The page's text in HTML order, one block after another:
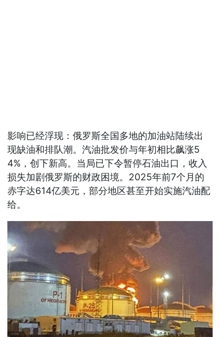
影响已经浮现：俄罗斯全国多地的加油站陆续出
现缺油和排队潮。汽油批发价与年初相比飙涨5
4%，创下新高。当局已下令暂停石油出口，收入
损失加剧俄罗斯的财政困境。2025年前7个月的
赤字达614亿美元，部分地区甚至开始实施汽油配
给。